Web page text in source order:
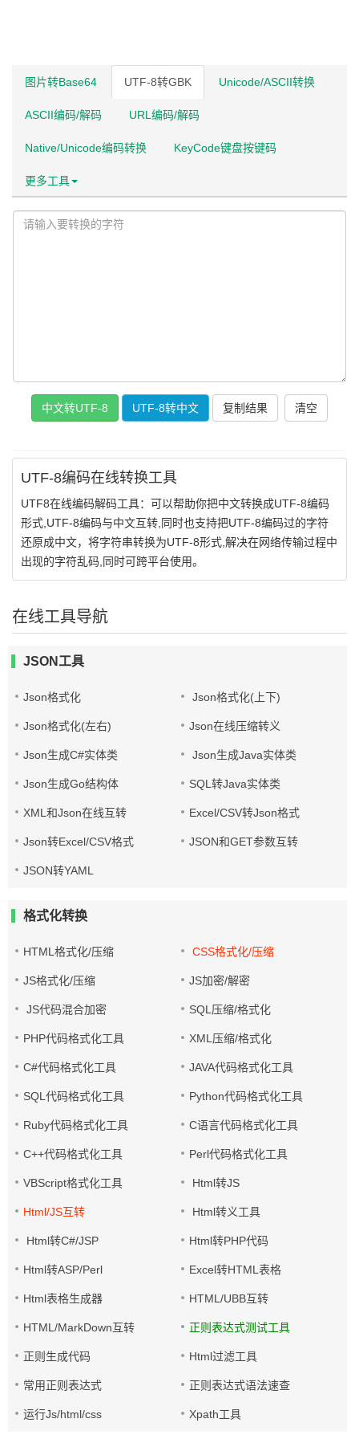
图片转Base64 UTF-8转GBK Unicode/ASCII转换
ASCII编码/解码 URL编码/解码
Native/Unicode编码转换 KeyCode键盘按键码
更多工具
复制结果
UTF-8编码在线转换工具
UTF8在线编码解码工具：可以帮助你把中文转换成UTF-8编码
形式,UTF-8编码与中文互转,同时也支持把UTF-8编码过的字符
还原成中文，将字符串转换为UTF-8形式,解决在网络传输过程中
出现的字符乱码,同时可跨平台使用。
在线工具导航
JSON工具
Json格式化 Json格式化(上下)
Json格式化(左右) Json在线压缩转义
Json生成C#实体类 Json生成Java实体类
Json生成Go结构体 SQL转Java实体类
XML和Json在线互转 Excel/CSV转Json格式
Json转Excel/CSV格式 JSON和GET参数互转
JSON转YAML
格式化转换
HTML格式化/压缩 CSS格式化/压缩
JS格式化/压缩 JS加密/解密
JS代码混合加密 SQL压缩/格式化
PHP代码格式化工具 XML压缩/格式化
C#代码格式化工具 JAVA代码格式化工具
SQL代码格式化工具 Python代码格式化工具
Ruby代码格式化工具 C语言代码格式化工具
C++代码格式化工具 Perl代码格式化工具
VBScript格式化工具 Html转JS
Html/JS互转 Html转义工具
Html转C#/JSP Html转PHP代码
Html转ASP/Perl Excel转HTML表格
Html表格生成器 HTML/UBB互转
HTML/MarkDown互转 正则表达式测试工具
正则生成代码 Html过滤工具
常用正则表达式 正则表达式语法速查
运行Js/html/css Xpath工具